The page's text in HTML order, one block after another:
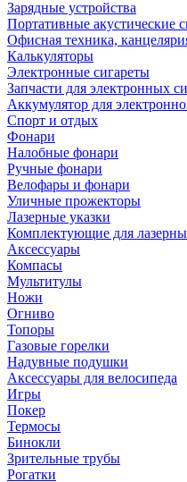
Зарядные устройства
Портативные акустические
Офисная техника,
Калькуляторы
Электронные сигареты
Запчасти для электронных
Аккумулятор для
Спорт и отдых
Фонари
Налобные фонари
Ручные фонари
Велофары и фонари
Уличные прожекторы
Лазерные указки
Комплектующие для
Аксессуары
Компасы
Мультитулы
Ножи
Огниво
Топоры
Газовые горелки
Надувные подушки
Аксессуары для велосипеда
Игры
Покер
Термосы
Бинокли
Зрительные трубы
Рогатки